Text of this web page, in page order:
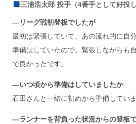
三浦浩太郎 投手（4番手として好投し
―リーグ戦初登板でしたが
最初は緊張していて、あの流れ的に自
準備はしていたので、緊張しながらも
で良かったです。
―いつ頃から準備はしていましたか
石田さんと一緒に初めから準備していま
―ランナーを背負った状況からの登板